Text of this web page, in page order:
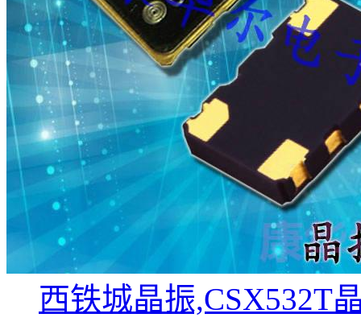
西铁城晶振,CSX532T